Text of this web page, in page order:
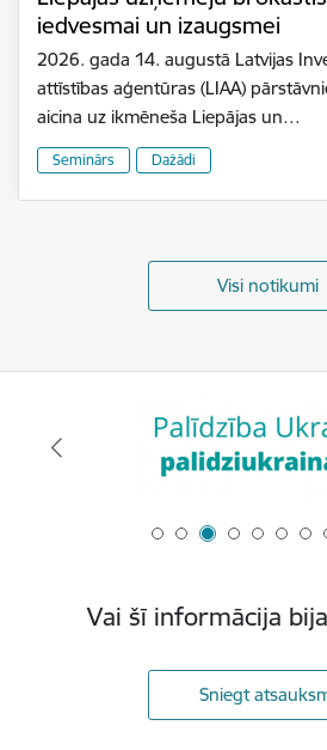
iedvesmai un izaugsmei
2026. gada 14. augustā Latvijas
attīstības aģentūras (LIAA)
aicina uz ikmēneša Liepājas un…
Seminārs Dažādi
Visi notikumi
Vai šī informācija
Sniegt